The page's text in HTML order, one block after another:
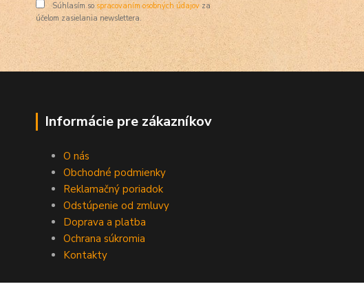
Súhlasím so spracovaním osobných údajov za
účelom zasielania newslettera.
Informácie pre zákazníkov
O nás
Obchodné podmienky
Reklamačný poriadok
Odstúpenie od zmluvy
Doprava a platba
Ochrana súkromia
Kontakty